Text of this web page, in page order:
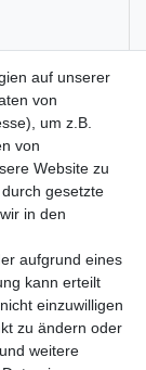
Neuwertig
auf unserer
von
um z.B.
von
Website zu
gesetzte
in den
aufgrund eines
kann erteilt
einzuwilligen
zu ändern oder
und weitere